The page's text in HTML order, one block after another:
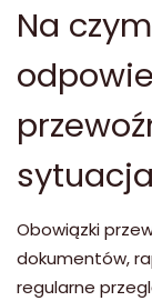
Na
Obowiązki
dokumentów,
regularne